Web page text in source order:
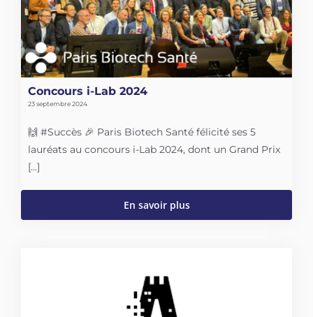
Concours i-Lab 2024
23 septembre 2024
🙌 #Succès 🎉 Paris Biotech Santé félicité ses 5
lauréats au concours i-Lab 2024, dont un Grand Prix
[...]
En savoir plus